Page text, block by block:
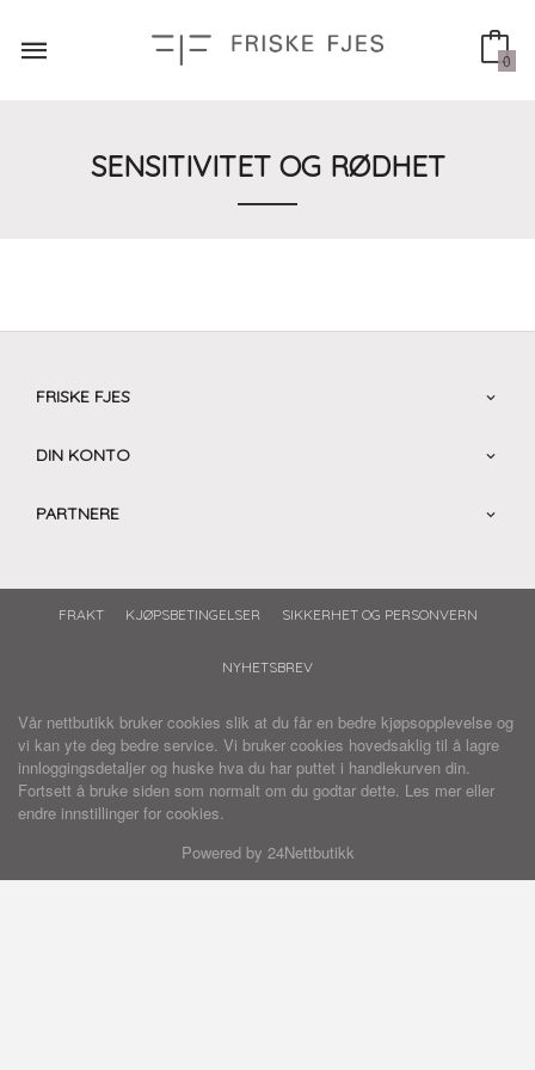
innholdet
0
SENSITIVITET OG RØDHET
FRISKE FJES
DIN KONTO
PARTNERE
FRAKT KJØPSBETINGELSER SIKKERHET OG PERSONVERN
NYHETSBREV
Vår nettbutikk bruker cookies slik at du får en bedre kjøpsopplevelse og
vi kan yte deg bedre service. Vi bruker cookies hovedsaklig til å lagre
innloggingsdetaljer og huske hva du har puttet i handlekurven din.
Fortsett å bruke siden som normalt om du godtar dette. Les mer eller
endre innstillinger for cookies.
Powered by 24Nettbutikk